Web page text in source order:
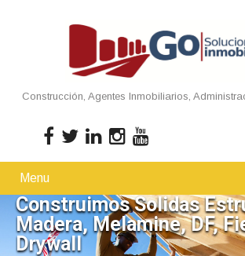
Construcción, Agentes Inmobiliarios,
Menu
Construimos Solidas
Madera, Melamine, DF,
Drywall